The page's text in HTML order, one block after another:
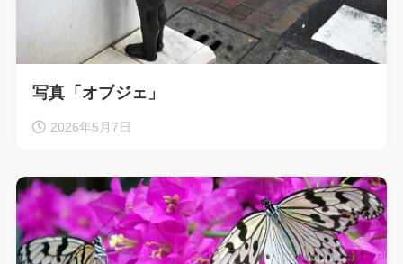
写真「オブジェ」
2026年5月7日